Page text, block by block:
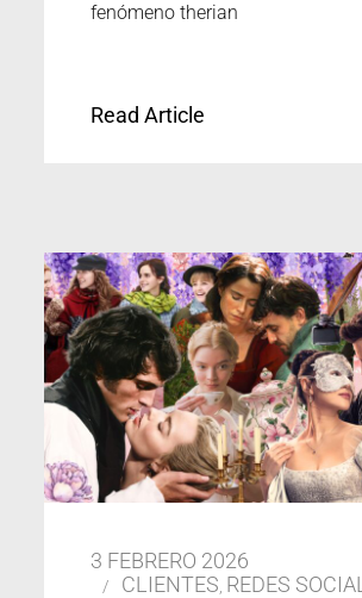
fenómeno therian
Read Article
3 FEBRERO 2026
CLIENTES REDES